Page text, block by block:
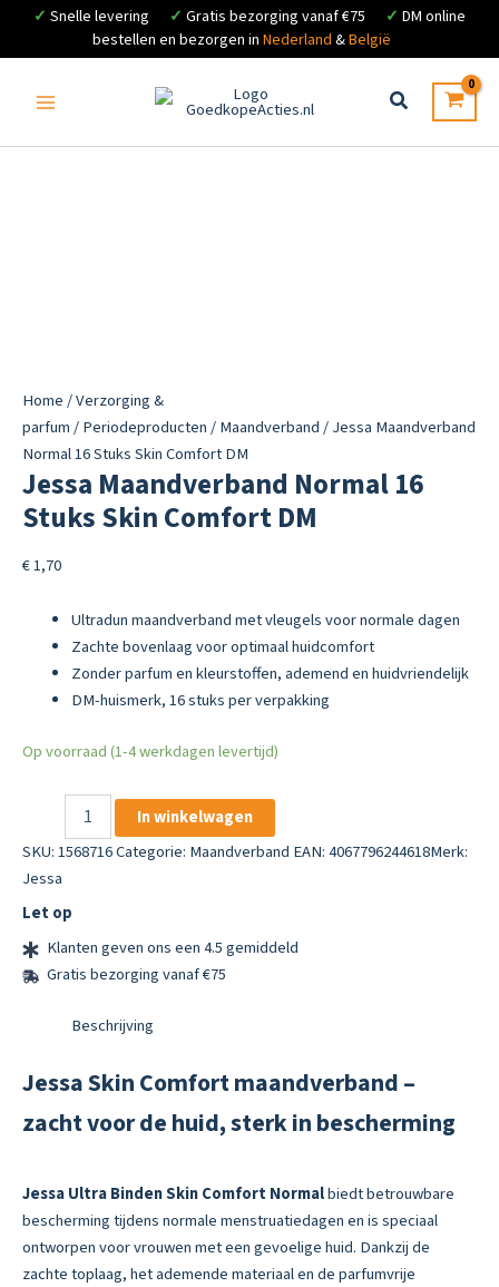
✓ Snelle levering ✓ Gratis bezorging vanaf €75 ✓ DM online
bestellen en bezorgen in Nederland &België
inhoud
Home/Verzorging &
parfum/Periodeproducten/Maandverband/ Jessa Maandverband
Normal 16 Stuks Skin Comfort DM
Jessa Maandverband Normal 16
Stuks Skin Comfort DM
€1,70
Ultradun maandverband met vleugels voor normale dagen
Zachte bovenlaag voor optimaal huidcomfort
Zonder parfum en kleurstoffen, ademend en huidvriendelijk
DM-huismerk, 16 stuks per verpakking
Op voorraad (1-4 werkdagen levertijd)
Maandverband
Normal
16
Skin
Comfort
DM
aantal
In winkelwagen
SKU:1568716Categorie: Maandverband EAN: 4067796244618Merk:
Jessa
Let op
Klanten geven ons een 4.5 gemiddeld
Gratis bezorging vanaf €75
Beschrijving
Jessa Skin Comfort maandverband –
zacht voor de huid, sterk in bescherming
Jessa Ultra Binden Skin Comfort Normalbiedt betrouwbare
bescherming tijdens normale menstruatiedagen en is speciaal
ontworpen voor vrouwen met een gevoelige huid. Dankzij de
zachte toplaag, het ademende materiaal en de parfumvrije